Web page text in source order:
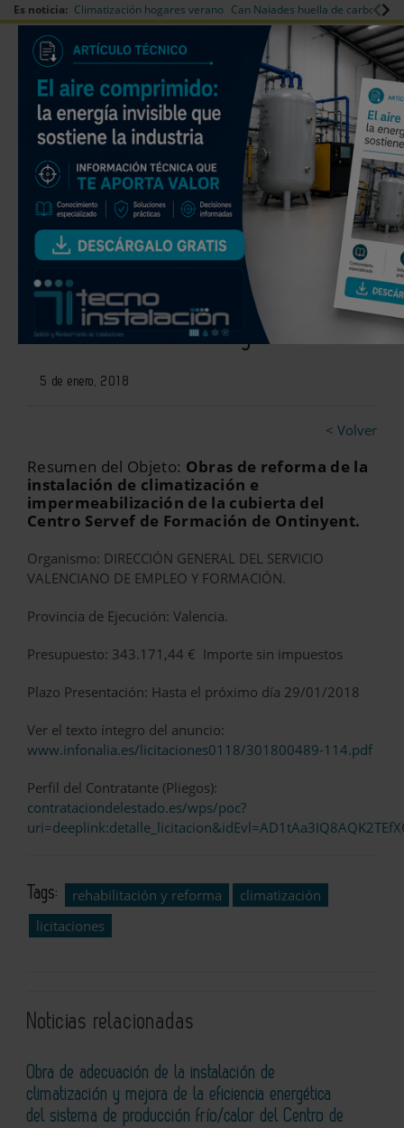
Es noticia: Climatización hogares verano Can Naiades huella de carbono
Redes Sociales | Es noticia Login empresas Registro
Obras de reforma de la
instalación de climatización e
impermeabilización de la
cubierta del Centro Servef de
Formación de Ontinyent
5 de enero, 2018
< Volver
Resumen del Objeto: Obras de reforma de la
instalación de climatización e
impermeabilización de la cubierta del
Centro Servef de Formación de Ontinyent.
Organismo: DIRECCIÓN GENERAL DEL SERVICIO
VALENCIANO DE EMPLEO Y FORMACIÓN.
Provincia de Ejecución: Valencia.
Presupuesto: 343.171,44 € Importe sin impuestos
Plazo Presentación: Hasta el próximo día 29/01/2018
Ver el texto íntegro del anuncio:
www.infonalia.es/licitaciones0118/301800489-114.pdf
Perfil del Contratante (Pliegos):
contrataciondelestado.es/wps/poc?
Tags: rehabilitación y reforma
climatización
licitaciones
Noticias relacionadas
Obra de adecuación de la instalación de
climatización y mejora de la eficiencia energética
del sistema de producción frío/calor del Centro de